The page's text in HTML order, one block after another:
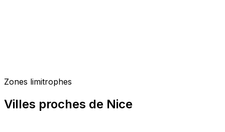
Zones limitrophes
Villes proches de Nice